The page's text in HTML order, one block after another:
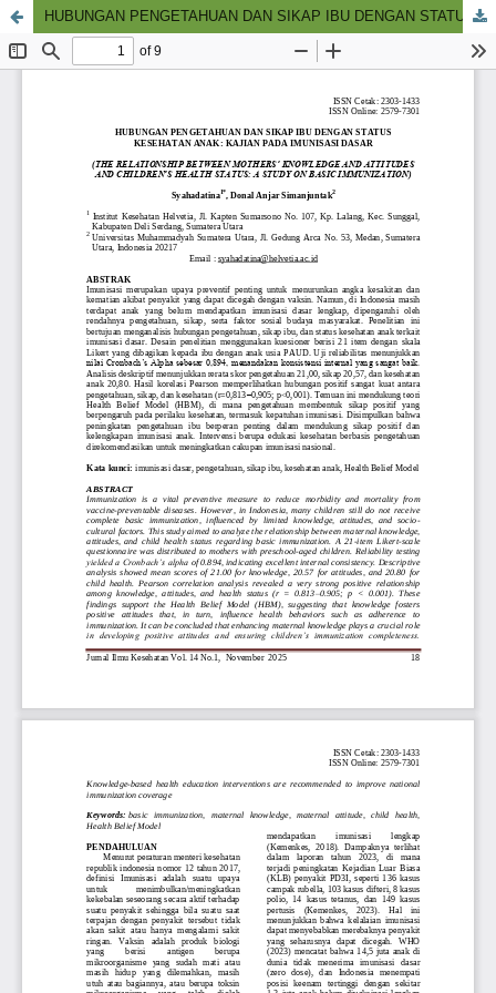
HUBUNGAN PENGETAHUAN DAN SIKAP IBU DENGAN STATUS KESEHATAN ANAK: KAJIAN PADA IMUNISASI DASAR